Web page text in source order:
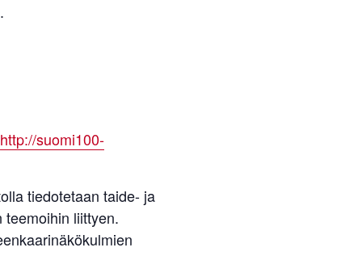
http://suomi100-
tiedotetaan taide- ja
liittyen.